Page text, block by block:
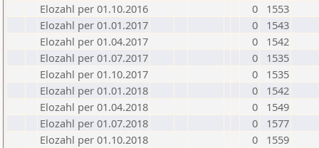
Elozahl per 01.10.2016
0
1553
Elozahl per 01.01.2017
0
1543
Elozahl per 01.04.2017
0
1542
Elozahl per 01.07.2017
0
1535
Elozahl per 01.10.2017
0
1535
Elozahl per 01.01.2018
0
1542
Elozahl per 01.04.2018
0
1549
Elozahl per 01.07.2018
0
1577
Elozahl per 01.10.2018
0
1559